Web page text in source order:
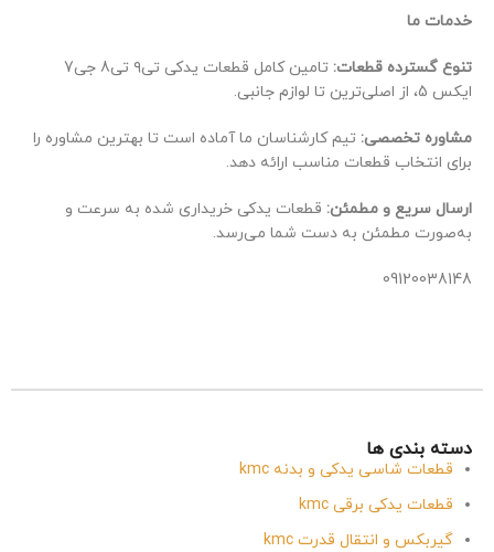
خدمات ما
تنوع گسترده قطعات:
تامین کامل قطعات یدکی تی۹ تی8 جی7
ایکس 5، از اصلی‌ترین تا لوازم جانبی.
مشاوره تخصصی: تیم کارشناسان ما آماده است تا بهترین مشاوره را
برای انتخاب قطعات مناسب ارائه دهد.
ارسال سریع و مطمئن: قطعات یدکی خریداری شده به سرعت و
به‌صورت مطمئن به دست شما می‌رسد.
09120038148
دسته بندی ها
قطعات شاسی یدکی و بدنه kmc
قطعات یدکی برقی kmc
گیربکس و انتقال قدرت kmc